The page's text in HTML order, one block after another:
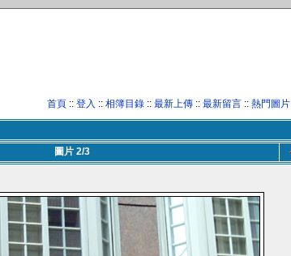
首頁 :: 登入 :: 相簿目錄 :: 最新上傳 :: 最新留言 :: 熱門圖片
圖片 2/3